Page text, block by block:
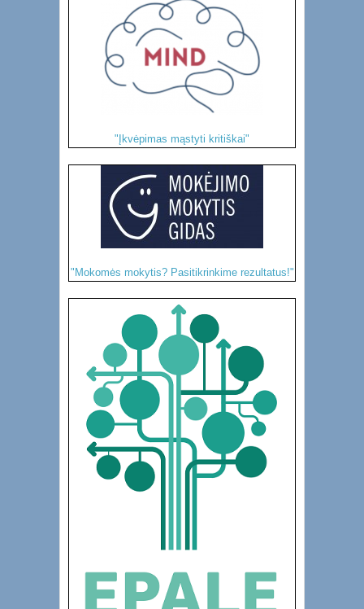
"Įkvėpimas mąstyti kritiškai"
"Mokomės mokytis? Pasitikrinkime rezultatus!"